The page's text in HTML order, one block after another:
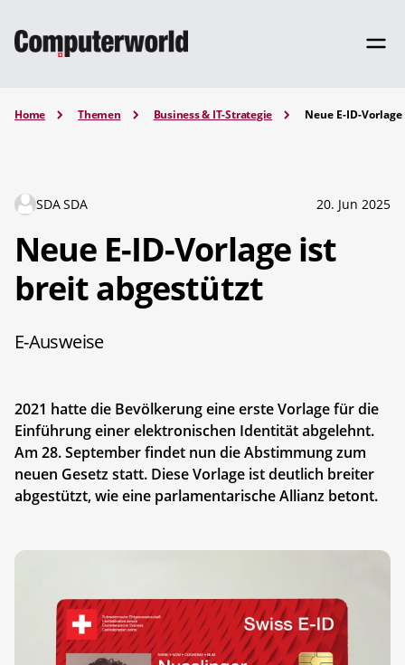
Home Themen Business & IT-Strategie Neue E-ID-
SDA SDA 20. Jun 2025
Neue E-ID-Vorlage ist
breit abgestützt
E-Ausweise
2021 hatte die Bevölkerung eine erste Vorlage für die
Einführung einer elektronischen Identität abgelehnt.
Am 28. September findet nun die Abstimmung zum
neuen Gesetz statt. Diese Vorlage ist deutlich breiter
abgestützt, wie eine parlamentarische Allianz betont.